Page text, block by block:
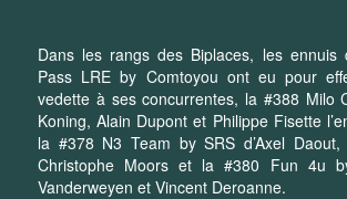
Dans les rangs des Biplaces, les
Pass LRE by Comtoyou ont eu pour
vedette à ses concurrentes, la #388 Milo
Koning, Alain Dupont et Philippe Fisette
la #378 N3 Team by SRS d’Axel
Christophe Moors et la #380 Fun 4u
Vanderweyen et Vincent Deroanne.